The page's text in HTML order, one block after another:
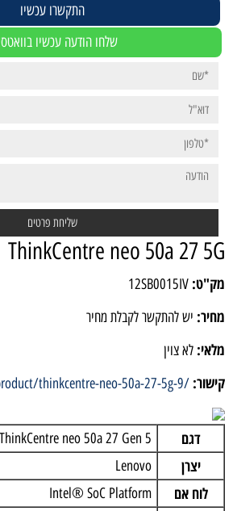
התקשרו עכשיו
שלחו הודעה עכשיו
ThinkCentre neo 50a 27 5G
מק"ט: 12SB0015IV
מחיר: יש להתקשר לקבלת מחיר
מלאי: לא צוין
קישור: thinkcentre-neo-50a-27-5g-9/
דגם ThinkCentre neo 50a 27 Gen 5
יצרן Lenovo
לוח אם Intel® SoC Platform